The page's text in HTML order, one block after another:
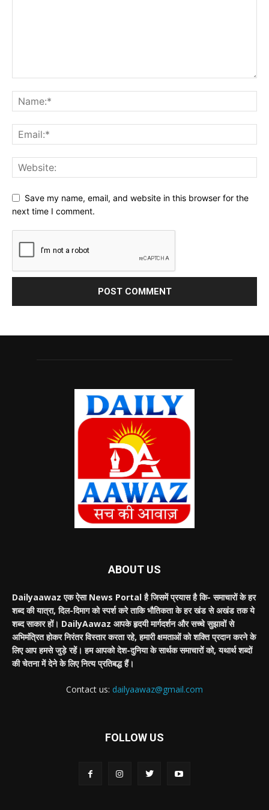
Save my name, email, and website in this browser for the
next time I comment.
ABOUT US
Dailyaawaz एक ऐसा News Portal है जिसमें प्रयास है कि- समाचारों के हर
शब्द की यात्रा, दिल-दिमाग को स्पर्श करे ताकि भौतिकता के हर खंड से अखंड तक ये
शब्द साकार हों। DailyAawaz आपके हृदयी मार्गदर्शन और सच्चे सुझावों से
अभिमंत्रित होकर निरंतर विस्तार करता रहे, हमारी क्षमताओं को शक्ति प्रदान करने के
लिए आप हमसे जुड़े रहें। हम आपको देश-दुनिया के सार्थक समाचारों को, यथार्थ शब्दों
की चेतना में देने के लिए नित्य प्रतिबद्ध हैं।
Contact us: dailyaawaz@gmail.com
FOLLOW US